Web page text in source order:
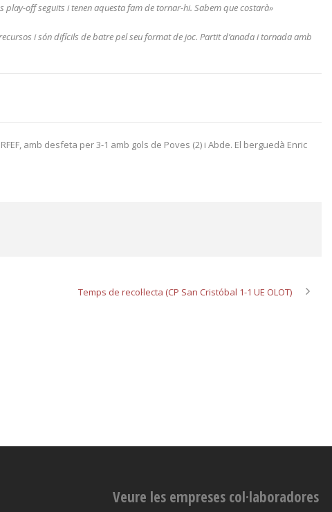
off seguits i tenen aquesta fam de tornar-hi. Sabem que costarà»
i són difícils de batre pel seu format de joc. Partit d’anada i tornada amb
amb desfeta per 3-1 amb gols de Poves (2) i Abde. El berguedà Enric
Temps de recol·lecta (CP San Cristóbal 1-1 UE OLOT)
Veure les empreses col·laboradores